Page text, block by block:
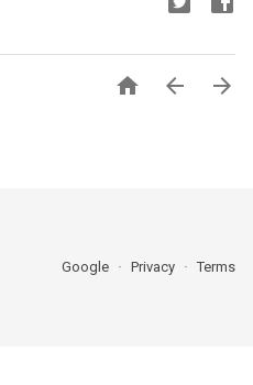
  
Google Privacy Terms